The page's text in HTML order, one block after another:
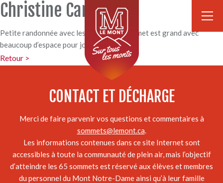
Christine Cantin
Petite randonnée avec les enfants, le sommet est grand avec
beaucoup d’espace pour jouer!
Retour >
CONTACT ET DÉCHARGE
Merci de faire parvenir vos questions et commentaires à
sommets@lemont.ca.
Les informations contenues dans ce site Internet sont
accessibles à toute la communauté de plein air, mais l’objectif
d’atteindre les 65 sommets est réservé aux élèves et membres
du personnel du Mont Notre-Dame ainsi qu’à leur famille